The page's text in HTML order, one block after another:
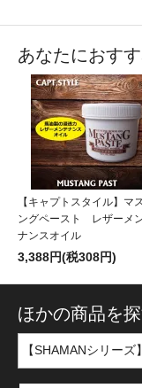
あなたにおす
【キャプトスタイル】マ
ングペースト レザーメ
ナンスオイル
3,388円(税308円)
ほかの商品を